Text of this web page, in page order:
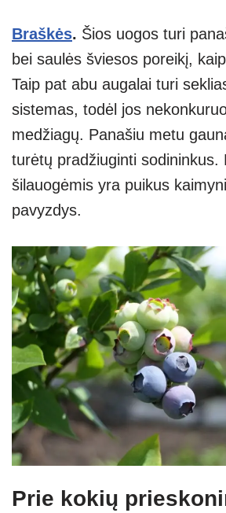
Braškės. Šios uogos turi
bei saulės šviesos poreikį,
Taip pat abu augalai turi
sistemas, todėl jos
medžiagų. Panašiu metu
turėtų pradžiuginti sodininkus.
šilauogėmis yra puikus
pavyzdys.
Prie kokių